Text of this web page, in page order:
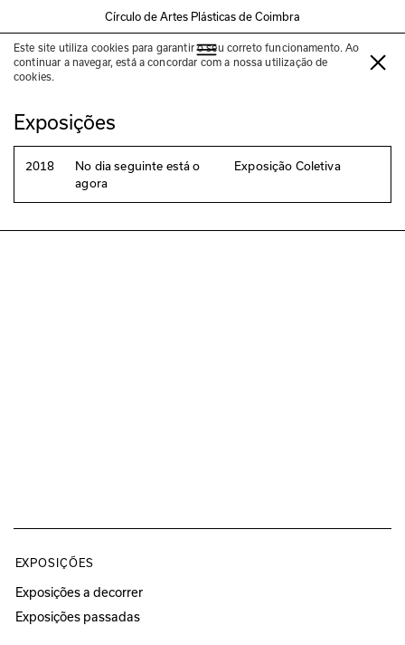
Círculo de Artes Plásticas de Coimbra
Este site utiliza cookies para garantir o seu correto funcionamento. Ao
continuar a navegar, está a concordar com a nossa utilização de
cookies.
Diogo Pinto
Exposições
2018
No dia seguinte está o
agora
Exposição Coletiva
EXPOSIÇÕES
Exposições a decorrer
Exposições passadas